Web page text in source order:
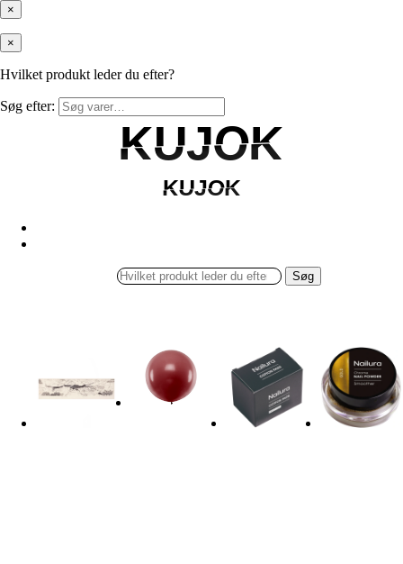
×
×
Hvilket produkt leder du efter?
Søg efter:
KUJOK
KUJOK
KUJOK
KUJOK
Søg